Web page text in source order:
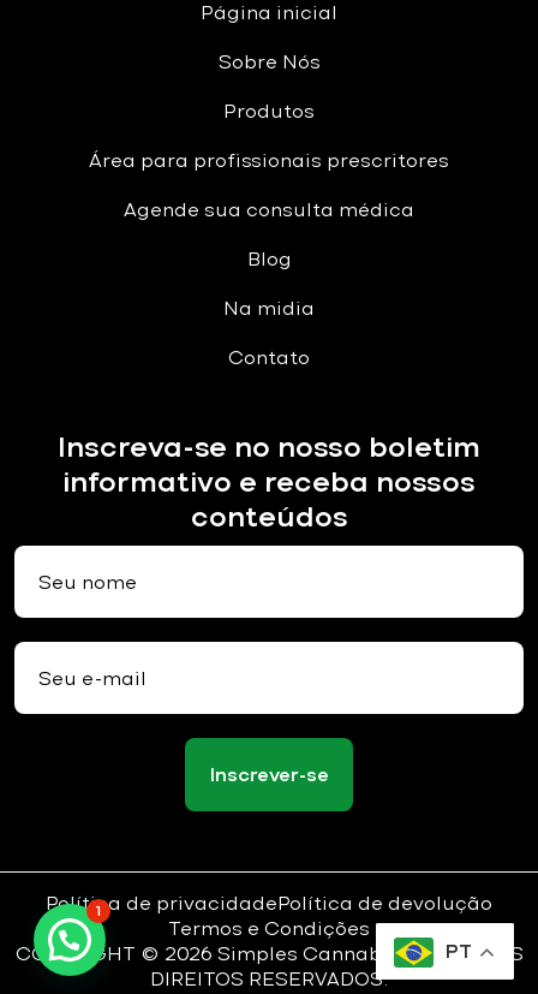
Página inicial
Sobre Nós
Produtos
Área para profissionais prescritores
Agende sua consulta médica
Blog
Na midia
Contato
Inscreva-se no nosso boletim
informativo e receba nossos
conteúdos
Inscrever-se
Política de privacidadePolítica de devolução
Termos e Condições
COPYRIGHT © 2026 Simples Cannabis – TODOS OS
DIREITOS RESERVADOS.
PT
1